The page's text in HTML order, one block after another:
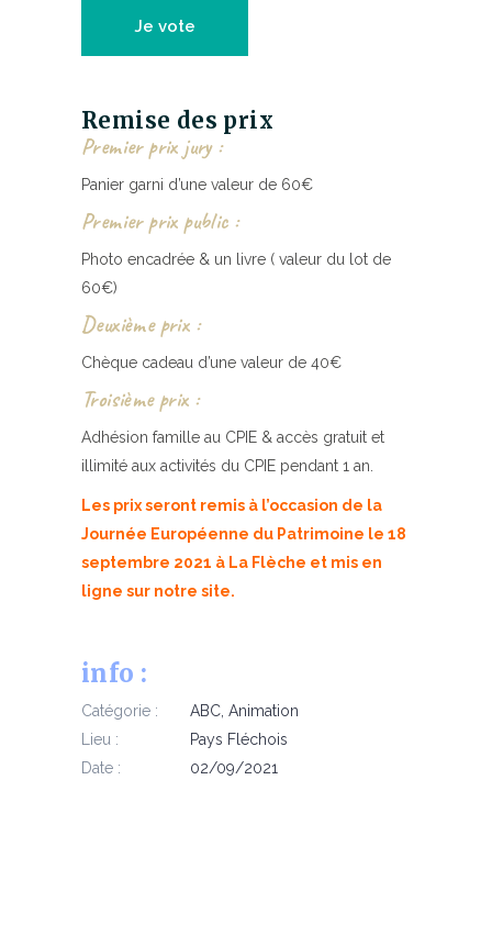
Je vote
Remise des prix
Premier prix jury :
Panier garni d’une valeur de 60€
Premier prix public :
Photo encadrée & un livre ( valeur du lot de
60€)
Deuxième prix :
Chèque cadeau d’une valeur de 40€
Troisième prix :
Adhésion famille au CPIE & accès gratuit et
illimité aux activités du CPIE pendant 1 an.
Les prix seront remis à l’occasion de la
Journée Européenne du Patrimoine le 18
septembre 2021 à La Flèche et mis en
ligne sur notre site.
info :
Catégorie : ABC Animation
Lieu :
Pays Fléchois
Date :
02/09/2021